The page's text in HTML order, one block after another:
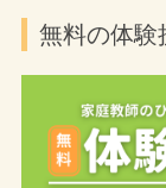
無料の体験